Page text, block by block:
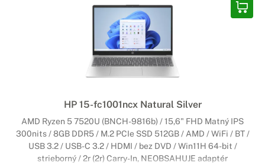
HP 15-fc1001ncx Natural Silver
AMD Ryzen 5 7520U (BNCH-9816b) / 15,6" FHD Matný IPS
300nits / 8GB DDR5 / M.2 PCIe SSD 512GB / AMD / WiFi / BT /
USB 3.2 / USB-C 3.2 / HDMI / bez DVD / Win11H 64-bit /
strieborný / 2r (2r) Carry-In, NEOBSAHUJE adaptér